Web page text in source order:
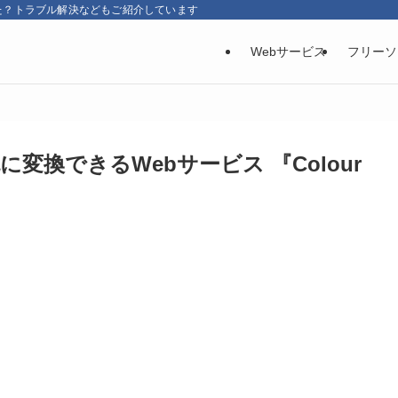
トラブル解決などもご紹介しています
Webサービス フリー
変換できるWebサービス 『Colour